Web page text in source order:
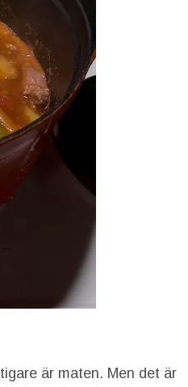
är maten. Men det är